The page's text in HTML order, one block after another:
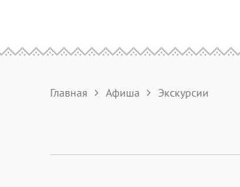
Главная Афиша Экскурсии